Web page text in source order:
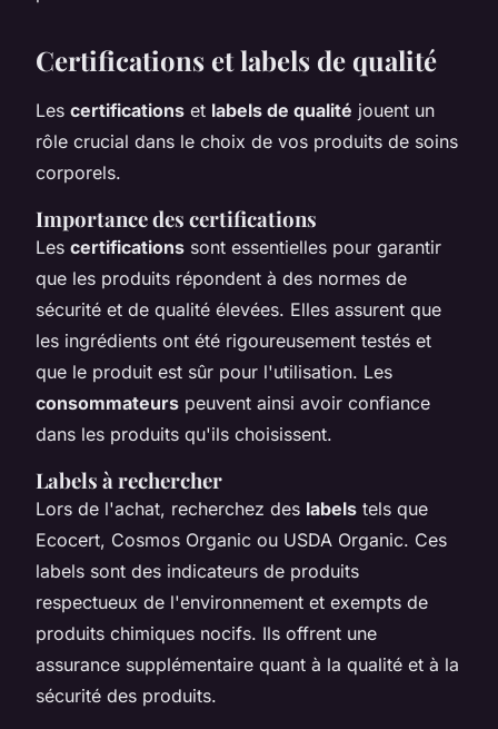
Certifications et labels de qualité
Les certifications et labels de qualité jouent un
rôle crucial dans le choix de vos produits de soins
corporels.
Importance des certifications
Les certifications sont essentielles pour garantir
que les produits répondent à des normes de
sécurité et de qualité élevées. Elles assurent que
les ingrédients ont été rigoureusement testés et
que le produit est sûr pour l'utilisation. Les
consommateurs peuvent ainsi avoir confiance
dans les produits qu'ils choisissent.
Labels à rechercher
Lors de l'achat, recherchez des labels tels que
Ecocert, Cosmos Organic ou USDA Organic. Ces
labels sont des indicateurs de produits
respectueux de l'environnement et exempts de
produits chimiques nocifs. Ils offrent une
assurance supplémentaire quant à la qualité et à la
sécurité des produits.